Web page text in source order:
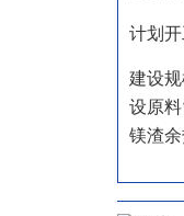
计划开
建设
设原
镁渣余